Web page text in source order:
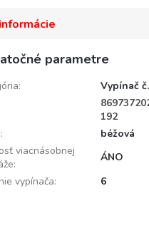
parametre
:
Vypínač
192
:
béžová
viacnásobnej
:
ÁNO
vypínača: 6